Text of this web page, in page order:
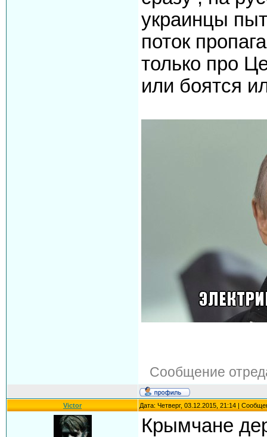
украинцы
поток
только про
или боятся
Сообщение
Victor Дата: Четверг, 03.12.2015, 21:14 |
Крымчане